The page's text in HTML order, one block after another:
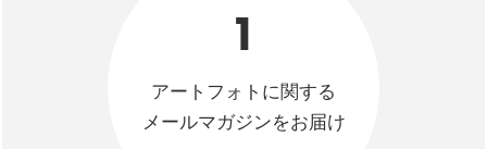
1
アートフォトに関する
メールマガジンをお届け